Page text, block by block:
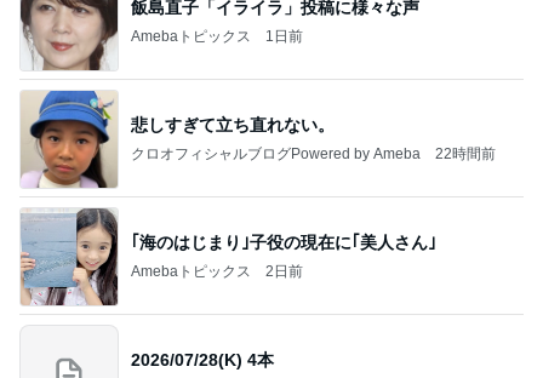
飯島直子「イライラ」投稿に様々な声
Amebaトピックス 1日前
悲しすぎて立ち直れない。
クロオフィシャルブログPowered by Ameba 22時間前
｢海のはじまり｣子役の現在に｢美人さん｣
Amebaトピックス 2日前
2026/07/28(K) 4本